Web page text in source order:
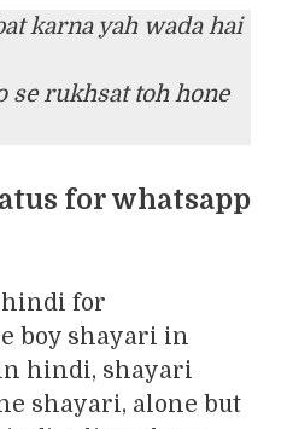
karna yah wada hai
se rukhsat toh hone
for whatsapp